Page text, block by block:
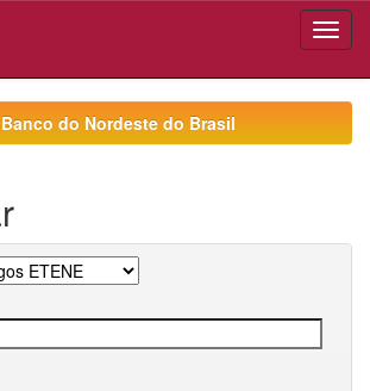
do Nordeste do Brasil